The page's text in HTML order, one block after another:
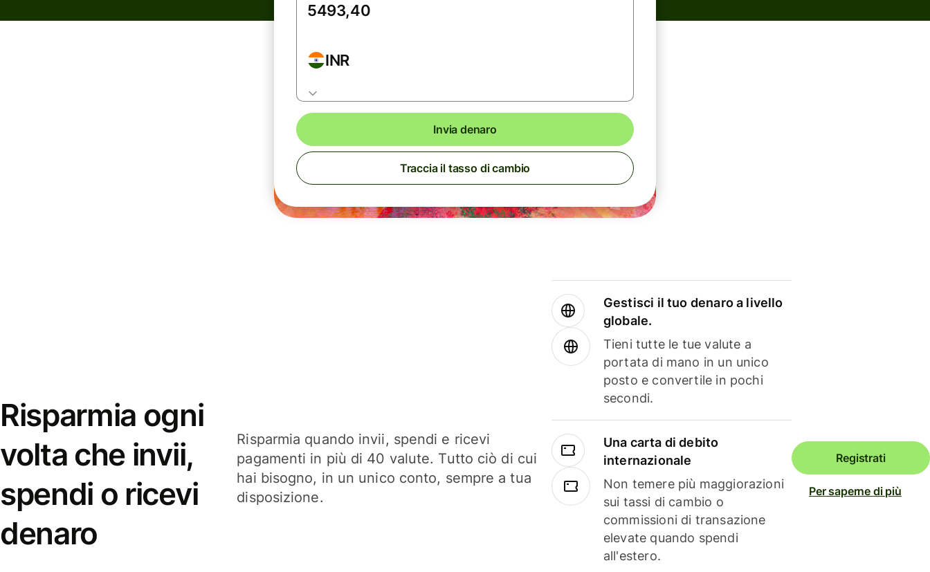
INR
Invia denaro
Traccia il tasso di cambio
Risparmia ogni
volta che invii,
spendi o ricevi
denaro
Risparmia quando invii, spendi e ricevi
pagamenti in più di 40 valute. Tutto ciò di cui
hai bisogno, in un unico conto, sempre a tua
disposizione.
Gestisci il tuo denaro a livello
globale.
Tieni tutte le tue valute a
portata di mano in un unico
posto e convertile in pochi
secondi.
Una carta di debito
internazionale
Non temere più maggiorazioni
sui tassi di cambio o
commissioni di transazione
elevate quando spendi
all'estero.
Registrati
Per saperne di più